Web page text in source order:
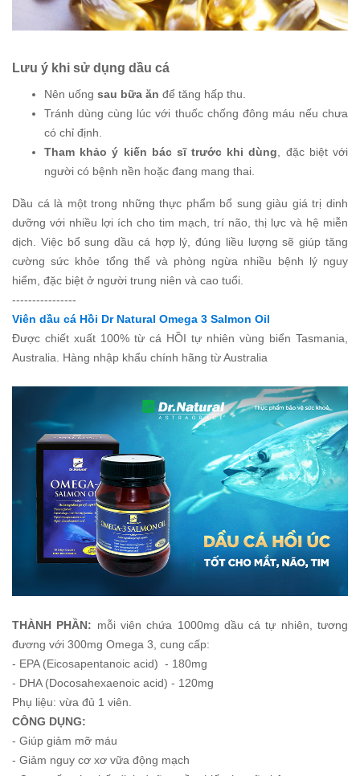
Lưu ý khi sử dụng dầu cá
Nên uống sau bữa ăn để tăng hấp thu.
Tránh dùng cùng lúc với thuốc chống đông máu nếu chưa
có chỉ định.
Tham khảo ý kiến bác sĩ trước khi dùng , đặc biệt với
người có bệnh nền hoặc đang mang thai.
Dầu cá là một trong những thực phẩm bổ sung giàu giá trị dinh
dưỡng với nhiều lợi ích cho tim mạch, trí não, thị lực và hệ miễn
dịch. Việc bổ sung dầu cá hợp lý, đúng liều lượng sẽ giúp tăng
cường sức khỏe tổng thể và phòng ngừa nhiều bệnh lý nguy
hiểm, đặc biệt ở người trung niên và cao tuổi.
----------------
Viên dầu cá Hồi Dr Natural Omega 3 Salmon Oil
Được chiết xuất 100% từ cá HỒI tự nhiên vùng biển Tasmania,
Australia. Hàng nhập khẩu chính hãng từ Australia
THÀNH PHẦN: mỗi viên chứa 1000mg dầu cá tự nhiên, tương
đương với 300mg Omega 3, cung cấp:
- EPA (Eicosapentanoic acid) - 180mg
- DHA (Docosahexaenoic acid) - 120mg
Phụ liệu: vừa đủ 1 viên.
CÔNG DỤNG:
- Giúp giảm mỡ máu
- Giảm nguy cơ xơ vữa động mạch